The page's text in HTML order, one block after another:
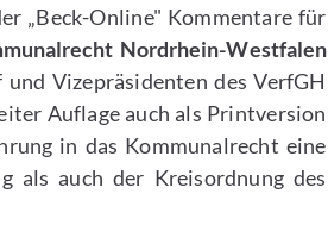
„Beck-Online" Kommentare für
Nordrhein-Westfalen
Vizepräsidenten des VerfGH
Auflage auch als Printversion
in das Kommunalrecht eine
als auch der Kreisordnung des